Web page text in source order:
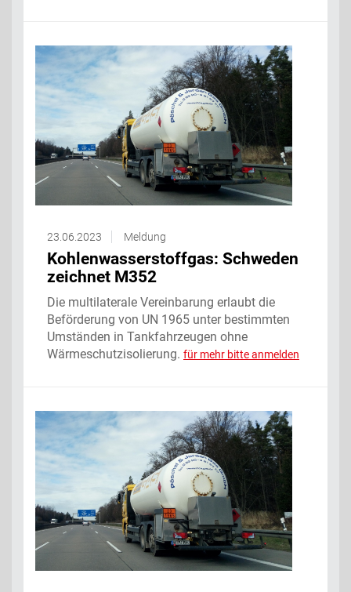
23.06.2023 Meldung
Kohlenwasserstoffgas: Schweden
zeichnet M352
Die multilaterale Vereinbarung erlaubt die
Beförderung von UN 1965 unter bestimmten
Umständen in Tankfahrzeugen ohne
Wärmeschutzisolierung. für mehr bitte anmelden